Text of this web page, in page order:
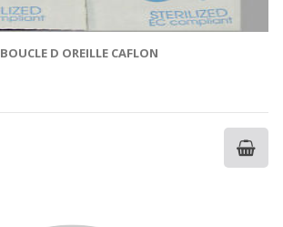
BOUCLE D OREILLE CAFLON